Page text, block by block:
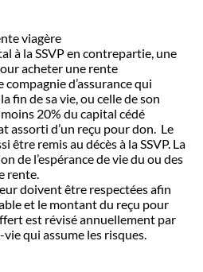
viagère
à la SSVP en contrepartie, une
acheter une rente
d’assurance qui
fin de sa vie, ou celle de son
20% du capital cédé
assorti d’un reçu pour don. Le
être remis au décès à la SSVP. La
de l’espérance de vie du ou des
rente.
doivent être respectées afin
et le montant du reçu pour
est révisé annuellement par
vie qui assume les risques.